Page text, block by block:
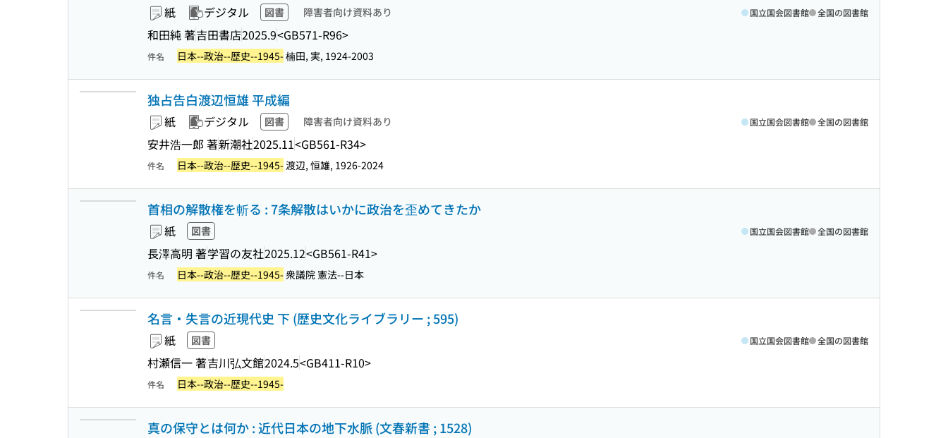
紙 デジタル 図書 障害者向け資料あり
和田純 著吉田書店2025.9<GB571-R96>
国立国会図書館 全国の図書館
件名 日本--政治--歴史--1945-楠田, 実, 1924-2003
独占告白渡辺恒雄 平成編
紙 デジタル 図書 障害者向け資料あり
安井浩一郎 著新潮社2025.11<GB561-R34>
国立国会図書館 全国の図書館
件名 日本--政治--歴史--1945-渡辺, 恒雄, 1926-2024
首相の解散権を斬る : 7条解散はいかに政治を歪めてきたか
紙 図書
長澤高明 著学習の友社2025.12<GB561-R41>
国立国会図書館 全国の図書館
件名 日本--政治--歴史--1945-衆議院 憲法--日本
名言・失言の近現代史 下 (歴史文化ライブラリー ; 595)
紙 図書
村瀬信一 著吉川弘文館2024.5<GB411-R10>
国立国会図書館 全国の図書館
件名 日本--政治--歴史--1945-
真の保守とは何か : 近代日本の地下水脈 (文春新書 ; 1528)